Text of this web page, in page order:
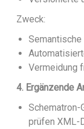
Zweck:
Vermeidung
4. Ergänzende
Schematron-
prüfen XML-